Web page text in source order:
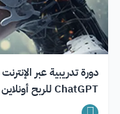
ChatGPT للربح أونلاين